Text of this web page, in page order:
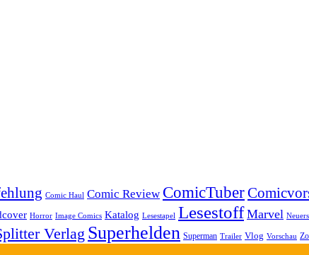
Comic Haul Comic Review ComicTuber
Horror Image Comics Katalog Lesestapel Lesestoff Marvel
Verlag Superhelden Superman Trailer Vlog Vorschau